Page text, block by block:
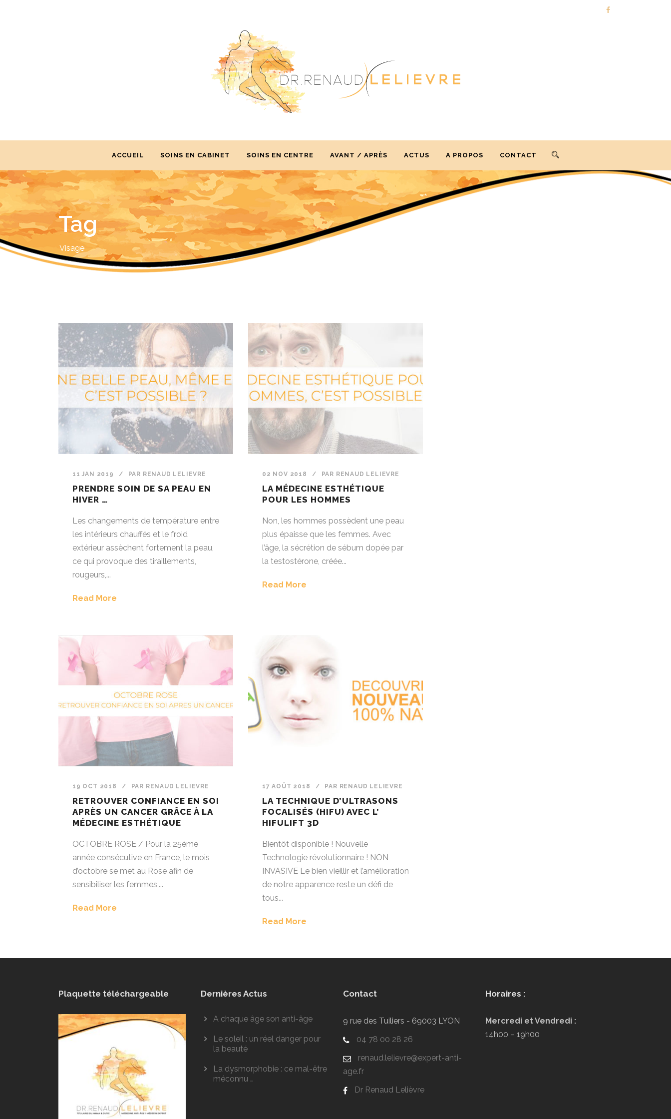
ACCUEIL SOINS EN CABINET SOINS EN CENTRE AVANT / APRÈS ACTUS A PROPOS CONTACT
Tag
Visage
11 JAN 2019 / PAR RENAUD LELIEVRE
PRENDRE SOIN DE SA PEAU EN
HIVER …
Les changements de température entre
les intérieurs chauffés et le froid
extérieur assèchent fortement la peau,
ce qui provoque des tiraillements,
rougeurs,...
Read More
02 NOV 2018 / PAR RENAUD LELIEVRE
LA MÉDECINE ESTHÉTIQUE
POUR LES HOMMES
Non, les hommes possèdent une peau
plus épaisse que les femmes. Avec
l’âge, la sécrétion de sébum dopée par
la testostérone, créée...
Read More
19 OCT 2018 / PAR RENAUD LELIEVRE
RETROUVER CONFIANCE EN SOI
APRÈS UN CANCER GRÂCE À LA
MÉDECINE ESTHÉTIQUE
OCTOBRE ROSE / Pour la 25ème
année consécutive en France, le mois
d’octobre se met au Rose afin de
sensibiliser les femmes,...
Read More
17 AOÛT 2018 / PAR RENAUD LELIEVRE
LA TECHNIQUE D’ULTRASONS
FOCALISÉS (HIFU) AVEC L’
HIFULIFT 3D
Bientôt disponible ! Nouvelle
Technologie révolutionnaire ! NON
INVASIVE Le bien vieillir et l’amélioration
de notre apparence reste un défi de
tous...
Read More
Plaquette téléchargeable Dernières Actus
A chaque âge son anti-âge
Le soleil : un réel danger pour
la beauté
La dysmorphobie : ce mal-être
méconnu …
Contact
9 rue des Tuiliers - 69003 LYON
04 78 00 28 26
renaud.lelievre@expert-anti-
age.fr
Dr Renaud Lelièvre
Horaires :
Mercredi et Vendredi :
14h00 – 19h00